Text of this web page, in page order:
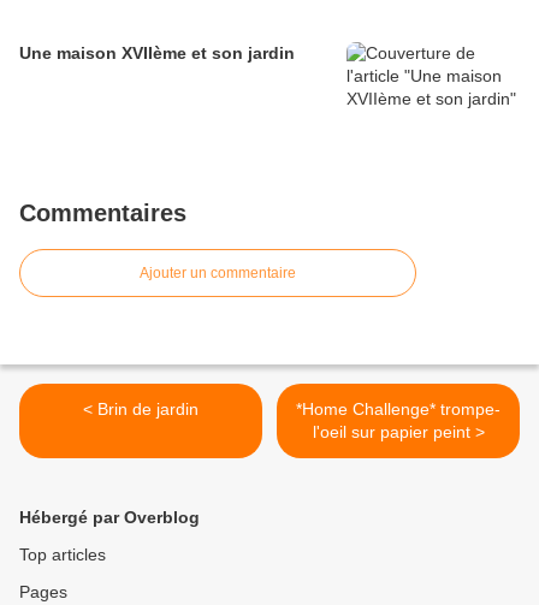
Une maison XVIIème et son jardin
Commentaires
Ajouter un commentaire
< Brin de jardin
*Home Challenge* trompe-
l'oeil sur papier peint >
Hébergé par Overblog
Top articles
Pages